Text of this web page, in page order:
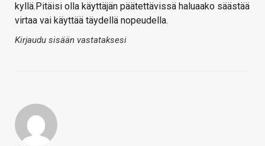
kyllä.Pitäisi olla käyttäjän päätettävissä haluaako säästää
virtaa vai käyttää täydellä nopeudella.
Kirjaudu sisään vastataksesi